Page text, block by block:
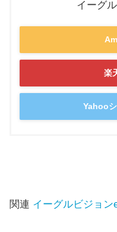
イーグ
楽
Yahoo
関連 イーグルビジョ